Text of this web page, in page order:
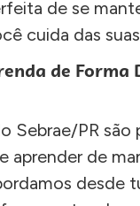
de se
cuida das
de Forma
Sebrae/PR são
aprender de
desde